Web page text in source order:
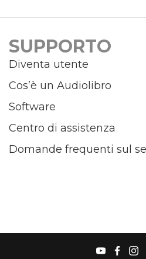
SUPPORTO
Diventa utente
Cos’è un Audiolibro
Software
Centro di assistenza
Domande frequenti sul
youtube